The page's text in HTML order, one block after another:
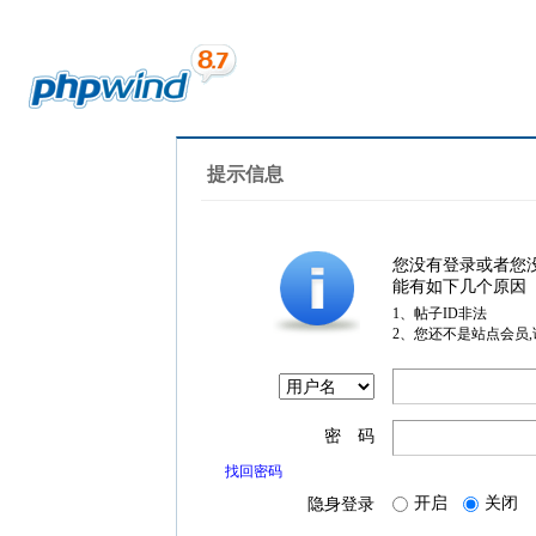
提示信息
您没有登录或者您
能有如下几个原因
1、帖子ID非法
2、您还不是站点会员
密 码
找回密码
隐身登录 开启 关闭